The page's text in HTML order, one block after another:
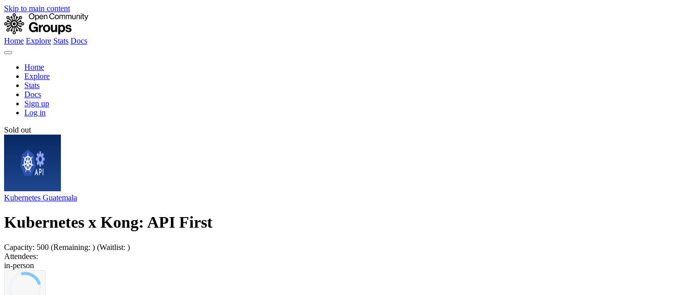
Skip to main content
Home Explore Stats Docs
Home
Explore
Stats
Docs
Sign up
Log in
Sold out
Kubernetes Guatemala
Kubernetes x Kong: API First
Capacity: 500 (Remaining: ) (Waitlist: )
Attendees:
in-person